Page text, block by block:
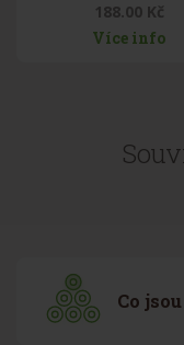
188.00 Kč
Více info
Co